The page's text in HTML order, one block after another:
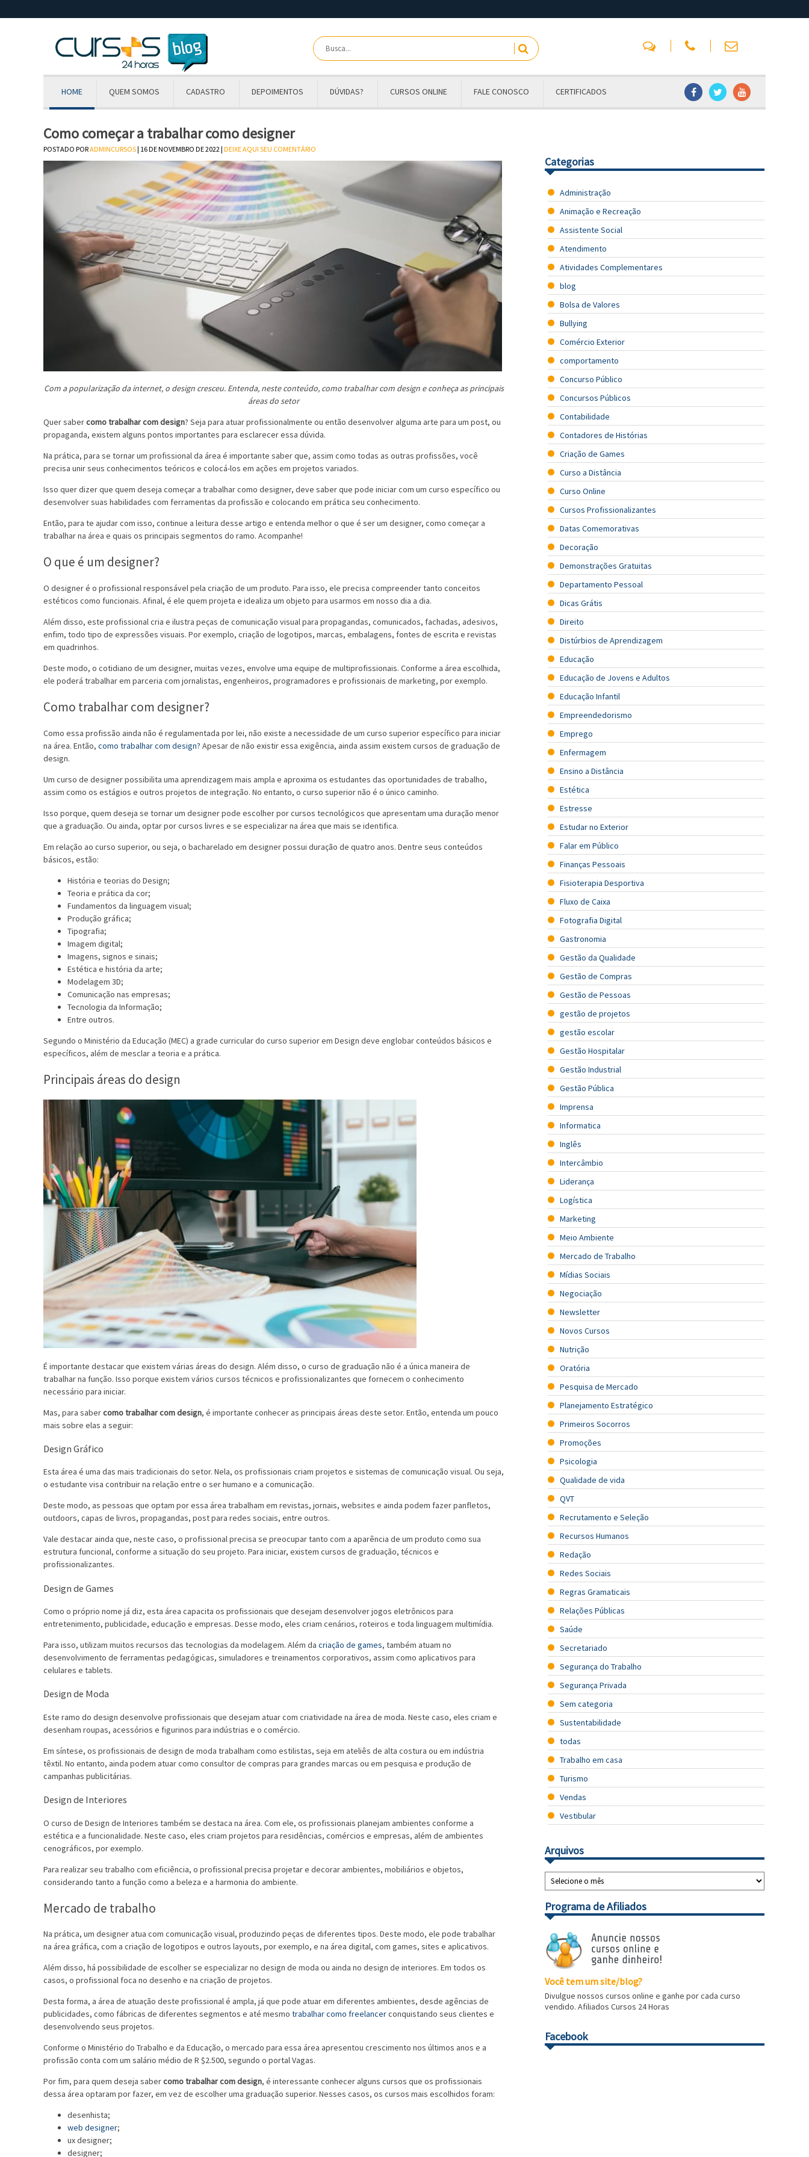
HOME QUEM SOMOS CADASTRO DEPOIMENTOS DÚVIDAS? CURSOS ONLINE FALE CONOSCO CERTIFICADOS
Como começar a trabalhar como designer
POSTADO PORADMINCURSOS| 16 DE NOVEMBRO DE 2022 | DEIXE AQUI SEU COMENTÁRIO
Com a popularização da internet, o design cresceu. Entenda, neste conteúdo, como trabalhar com design e conheça as principais
áreas do setor
Quer sabercomo trabalhar com design? Seja para atuar profissionalmente ou então desenvolver alguma arte para um post, ou
propaganda, existem alguns pontos importantes para esclarecer essa dúvida.
Na prática, para se tornar um profissional da área é importante saber que, assim como todas as outras profissões, você
precisa unir seus conhecimentos teóricos e colocá-los em ações em projetos variados.
Isso quer dizer que quem deseja começar a trabalhar como designer, deve saber que pode iniciar com um curso específico ou
desenvolver suas habilidades com ferramentas da profissão e colocando em prática seu conhecimento.
Então, para te ajudar com isso, continue a leitura desse artigo e entenda melhor o que é ser um designer, como começar a
trabalhar na área e quais os principais segmentos do ramo. Acompanhe!
O que é um designer?
O designer é o profissional responsável pela criação de um produto. Para isso, ele precisa compreender tanto conceitos
estéticos como funcionais. Afinal, é ele quem projeta e idealiza um objeto para usarmos em nosso dia a dia.
Além disso, este profissional cria e ilustra peças de comunicação visual para propagandas, comunicados, fachadas, adesivos,
enfim, todo tipo de expressões visuais. Por exemplo, criação de logotipos, marcas, embalagens, fontes de escrita e revistas
em quadrinhos.
Deste modo, o cotidiano de um designer, muitas vezes, envolve uma equipe de multiprofissionais. Conforme a área escolhida,
ele poderá trabalhar em parceria com jornalistas, engenheiros, programadores e profissionais de marketing, por exemplo.
Como trabalhar com designer?
Como essa profissão ainda não é regulamentada por lei, não existe a necessidade de um curso superior específico para iniciar
na área. Então, como trabalhar com design? Apesar de não existir essa exigência, ainda assim existem cursos de graduação de
design.
Um curso de designer possibilita uma aprendizagem mais ampla e aproxima os estudantes das oportunidades de trabalho,
assim como os estágios e outros projetos de integração. No entanto, o curso superior não é o único caminho.
Isso porque, quem deseja se tornar um designer pode escolher por cursos tecnológicos que apresentam uma duração menor
que a graduação. Ou ainda, optar por cursos livres e se especializar na área que mais se identifica.
Em relação ao curso superior, ou seja, o bacharelado em designer possui duração de quatro anos. Dentre seus conteúdos
básicos, estão:
História e teorias do Design;
Teoria e prática da cor;
Fundamentos da linguagem visual;
Produção gráfica;
Tipografia;
Imagem digital;
Imagens, signos e sinais;
Estética e história da arte;
Modelagem 3D;
Comunicação nas empresas;
Tecnologia da Informação;
Entre outros.
Segundo o Ministério da Educação (MEC) a grade curricular do curso superior em Design deve englobar conteúdos básicos e
específicos, além de mesclar a teoria e a prática.
Principais áreas do design
É importante destacar que existem várias áreas do design. Além disso, o curso de graduação não é a única maneira de
trabalhar na função. Isso porque existem vários cursos técnicos e profissionalizantes que fornecem o conhecimento
necessário para iniciar.
Mas, para sabercomo trabalhar com design, é importante conhecer as principais áreas deste setor. Então, entenda um pouco
mais sobre elas a seguir:
Design Gráfico
Esta área é uma das mais tradicionais do setor. Nela, os profissionais criam projetos e sistemas de comunicação visual. Ou seja,
o estudante visa contribuir na relação entre o ser humano e a comunicação.
Deste modo, as pessoas que optam por essa área trabalham em revistas, jornais, websites e ainda podem fazer panfletos,
outdoors, capas de livros, propagandas, post para redes sociais, entre outros.
Vale destacar ainda que, neste caso, o profissional precisa se preocupar tanto com a aparência de um produto como sua
estrutura funcional, conforme a situação do seu projeto. Para iniciar, existem cursos de graduação, técnicos e
profissionalizantes.
Design de Games
Como o próprio nome já diz, esta área capacita os profissionais que desejam desenvolver jogos eletrônicos para
entretenimento, publicidade, educação e empresas. Desse modo, eles criam cenários, roteiros e toda linguagem multimídia.
Para isso, utilizam muitos recursos das tecnologias da modelagem. Além da criação de games, também atuam no
desenvolvimento de ferramentas pedagógicas, simuladores e treinamentos corporativos, assim como aplicativos para
celulares e tablets.
Design de Moda
Este ramo do design desenvolve profissionais que desejam atuar com criatividade na área de moda. Neste caso, eles criam e
desenham roupas, acessórios e figurinos para indústrias e o comércio.
Em síntese, os profissionais de design de moda trabalham como estilistas, seja em ateliês de alta costura ou em indústria
têxtil. No entanto, ainda podem atuar como consultor de compras para grandes marcas ou em pesquisa e produção de
campanhas publicitárias.
Design de Interiores
O curso de Design de Interiores também se destaca na área. Com ele, os profissionais planejam ambientes conforme a
estética e a funcionalidade. Neste caso, eles criam projetos para residências, comércios e empresas, além de ambientes
cenográficos, por exemplo.
Para realizar seu trabalho com eficiência, o profissional precisa projetar e decorar ambientes, mobiliários e objetos,
considerando tanto a função como a beleza e a harmonia do ambiente.
Mercado de trabalho
Na prática, um designer atua com comunicação visual, produzindo peças de diferentes tipos. Deste modo, ele pode trabalhar
na área gráfica, com a criação de logotipos e outros layouts, por exemplo, e na área digital, com games, sites e aplicativos.
Além disso, há possibilidade de escolher se especializar no design de moda ou ainda no design de interiores. Em todos os
casos, o profissional foca no desenho e na criação de projetos.
Desta forma, a área de atuação deste profissional é ampla, já que pode atuar em diferentes ambientes, desde agências de
publicidades, como fábricas de diferentes segmentos e até mesmo trabalhar como freelancerconquistando seus clientes e
desenvolvendo seus projetos.
Conforme o Ministério do Trabalho e da Educação, o mercado para essa área apresentou crescimento nos últimos anos e a
profissão conta com um salário médio de R $2.500, segundo o portal Vagas.
Por fim, para quem deseja sabercomo trabalhar com design, é interessante conhecer alguns cursos que os profissionais
dessa área optaram por fazer, em vez de escolher uma graduação superior. Nesses casos, os cursos mais escolhidos foram:
desenhista;
web designer;
ux designer;
designer;
Categorias
Administração
Animação e Recreação
Assistente Social
Atendimento
Atividades Complementares
blog
Bolsa de Valores
Bullying
Comércio Exterior
comportamento
Concurso Público
Concursos Públicos
Contabilidade
Contadores de Histórias
Criação de Games
Curso a Distância
Curso Online
Cursos Profissionalizantes
Datas Comemorativas
Decoração
Demonstrações Gratuitas
Departamento Pessoal
Dicas Grátis
Direito
Distúrbios de Aprendizagem
Educação
Educação de Jovens e Adultos
Educação Infantil
Empreendedorismo
Emprego
Enfermagem
Ensino a Distância
Estética
Estresse
Estudar no Exterior
Falar em Público
Finanças Pessoais
Fisioterapia Desportiva
Fluxo de Caixa
Fotografia Digital
Gastronomia
Gestão da Qualidade
Gestão de Compras
Gestão de Pessoas
gestão de projetos
gestão escolar
Gestão Hospitalar
Gestão Industrial
Gestão Pública
Imprensa
Informatica
Inglês
Intercâmbio
Liderança
Logística
Marketing
Meio Ambiente
Mercado de Trabalho
Mídias Sociais
Negociação
Newsletter
Novos Cursos
Nutrição
Oratória
Pesquisa de Mercado
Planejamento Estratégico
Primeiros Socorros
Promoções
Psicologia
Qualidade de vida
QVT
Recrutamento e Seleção
Recursos Humanos
Redação
Redes Sociais
Regras Gramaticais
Relações Públicas
Saúde
Secretariado
Segurança do Trabalho
Segurança Privada
Sem categoria
Sustentabilidade
todas
Trabalho em casa
Turismo
Vendas
Vestibular
Arquivos
Programa de Afiliados
Você tem um site/blog?
Divulgue nossos cursos online e ganhe por cada curso
vendido. Afiliados Cursos 24 Horas
Facebook